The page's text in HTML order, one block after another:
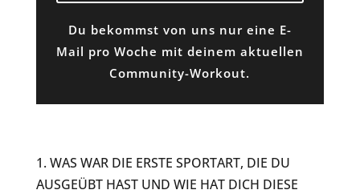
Du bekommst von uns nur eine E-
Mail pro Woche mit deinem aktuellen
Community-Workout.
1. WAS WAR DIE ERSTE SPORTART, DIE DU
AUSGEÜBT HAST UND WIE HAT DICH DIESE